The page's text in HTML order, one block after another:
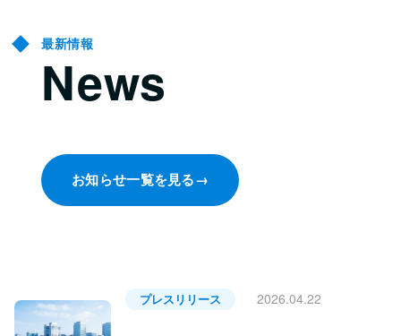
最新情報
News
お知らせ一覧を見る→
プレスリリース 2026.04.22